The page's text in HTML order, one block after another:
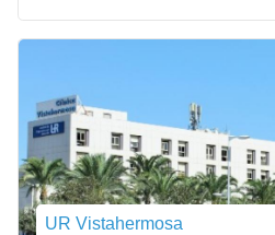
UR Vistahermosa